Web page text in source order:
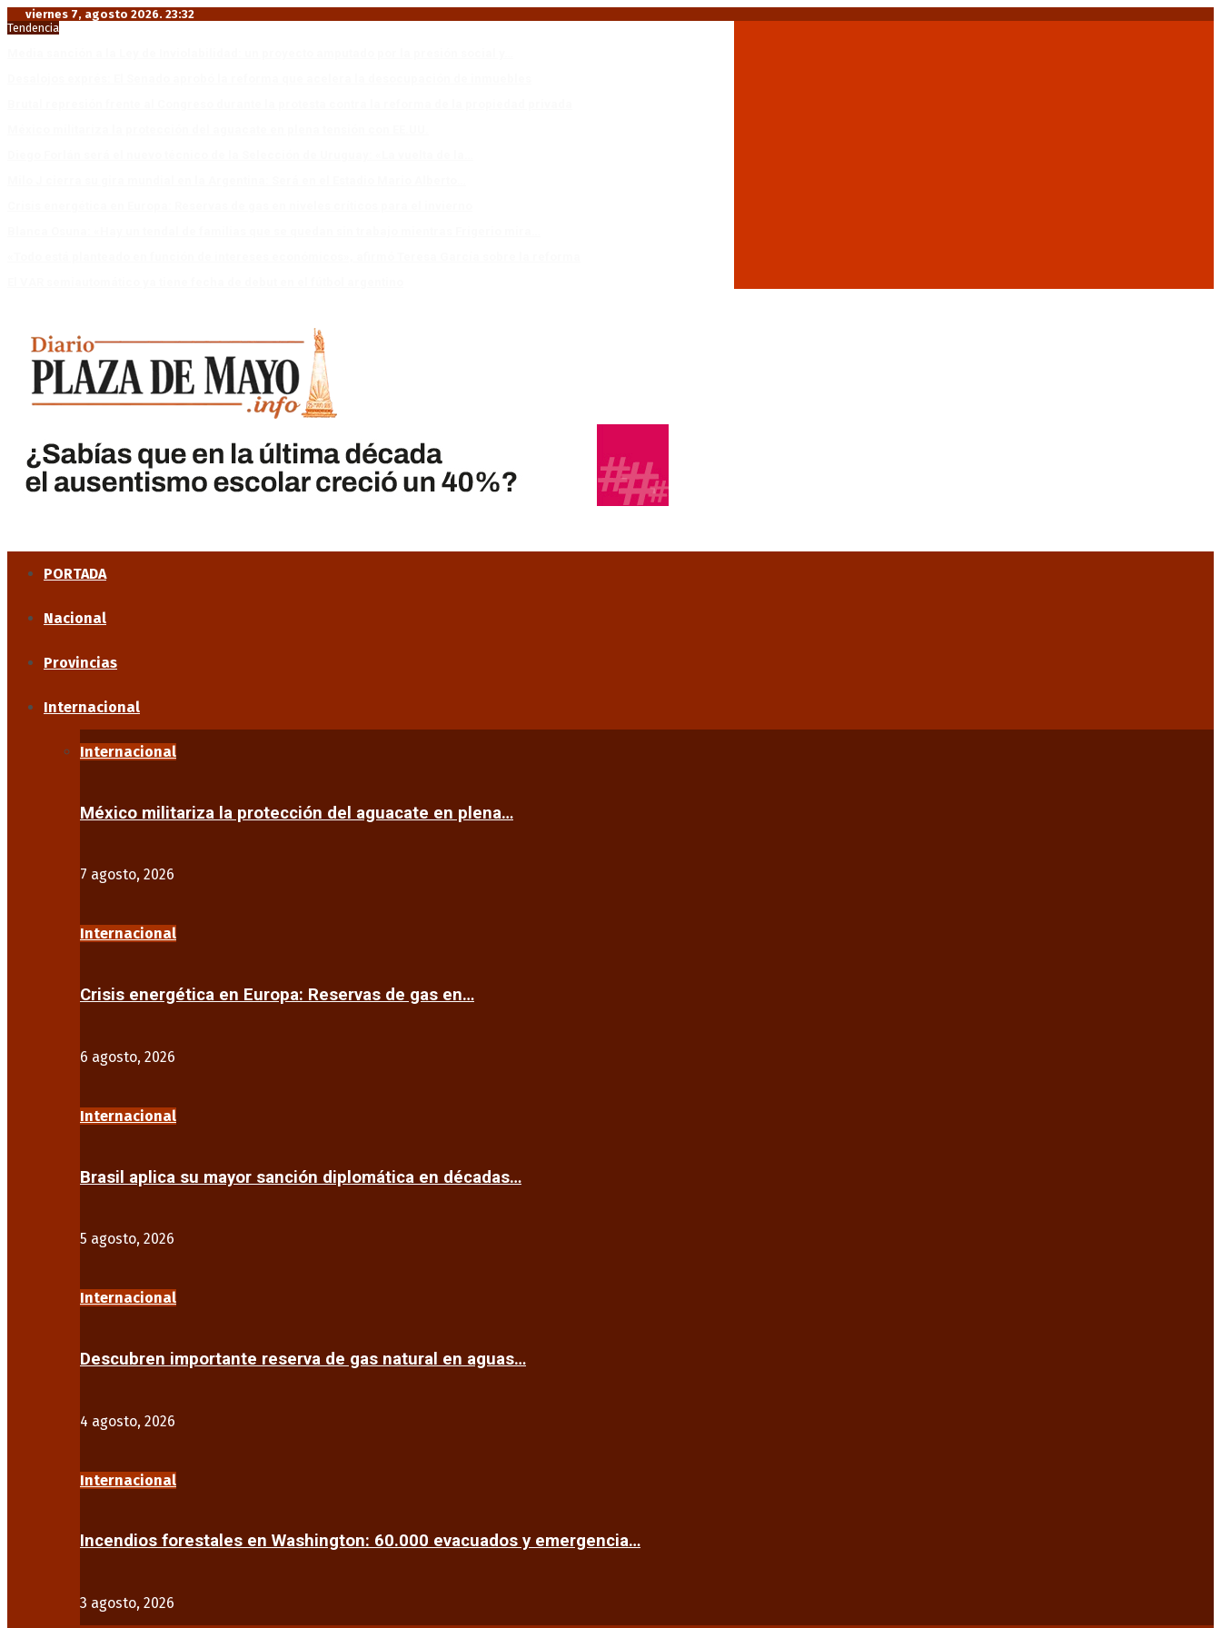
viernes 7, agosto 2026. 23:32
Tendencia
PORTADA
Nacional
Provincias
Internacional
Internacional
México militariza la protección del aguacate en plena…
7 agosto, 2026
Internacional
Crisis energética en Europa: Reservas de gas en…
6 agosto, 2026
Internacional
Brasil aplica su mayor sanción diplomática en décadas…
5 agosto, 2026
Internacional
Descubren importante reserva de gas natural en aguas…
4 agosto, 2026
Internacional
Incendios forestales en Washington: 60.000 evacuados y emergencia…
3 agosto, 2026